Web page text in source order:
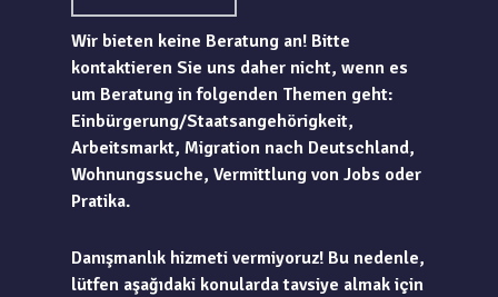
Wir bieten keine Beratung an! Bitte
kontaktieren Sie uns daher nicht, wenn es
um Beratung in folgenden Themen geht:
Einbürgerung/Staatsangehörigkeit,
Arbeitsmarkt, Migration nach Deutschland,
Wohnungssuche, Vermittlung von Jobs oder
Pratika.
Danışmanlık hizmeti vermiyoruz! Bu nedenle,
lütfen aşağıdaki konularda tavsiye almak için